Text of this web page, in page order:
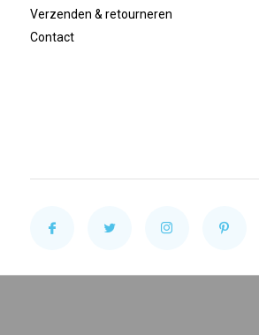
Verzenden & retourneren
Contact